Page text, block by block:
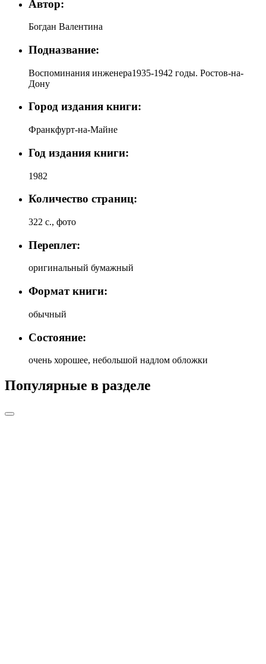
Автор:
Богдан Валентина
Подназвание:
Воспоминания инженера1935-1942 годы. Ростов-на-
Дону
Город издания книги:
Франкфурт-на-Майне
Год издания книги:
1982
Количество страниц:
322 с., фото
Переплет:
оригинальный бумажный
Формат книги:
обычный
Состояние:
очень хорошее, небольшой надлом обложки
Популярные в разделе